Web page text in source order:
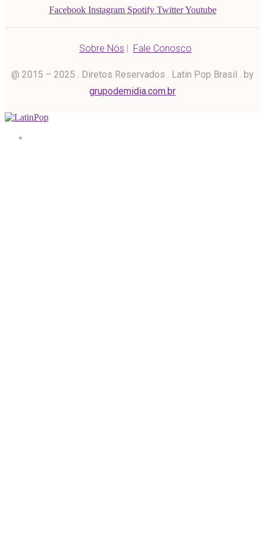
Facebook Instagram Spotify Twitter Youtube
Sobre Nós | Fale Conosco
@ 2015 – 2025 . Diretos Reservados . Latin Pop Brasil . by
grupodemidia.com.br